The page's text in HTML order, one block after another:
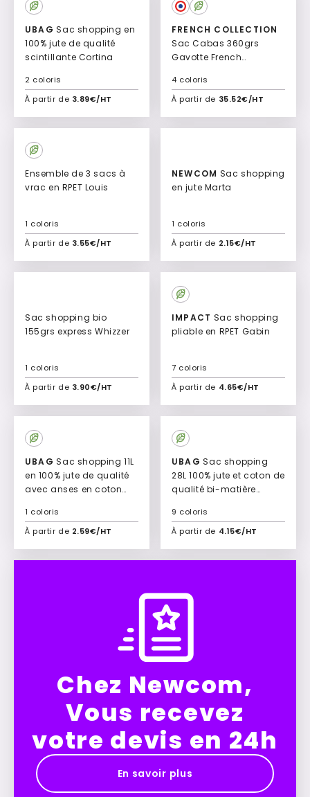
UBAG Sac shopping en
100% jute de qualité
scintillante Cortina
À partir de 3.89€/HT
2 coloris
Ajouter à mon devis
FRENCH COLLECTION
Sac Cabas 360grs
Gavotte French
À partir de 35.52€/HT
4 coloris
Ajouter à mon devis
Ensemble de 3 sacs à
vrac en RPET Louis
À partir de 3.55€/HT
1 coloris
Ajouter à mon devis
NEWCOM
en jute Marta
À partir de 2.15€/HT
1 coloris
Ajouter à mon devis
Sac shopping bio
155grs express Whizzer
À partir de 3.90€/HT
1 coloris
Ajouter à mon devis
IMPACT
pliable en RPET Gabin
À partir de 4.65€/HT
7 coloris
Ajouter à mon devis
UBAG Sac shopping 11L
en 100% jute de qualité
avec anses en coton
À partir de 2.59€/HT
1 coloris
Ajouter à mon devis
UBAG Sac shopping
28L 100% jute et coton de
qualité bi-matière
À partir de 4.15€/HT
9 coloris
Ajouter à mon devis
Chez Newcom,
Vous recevez
votre devis en 24h
En savoir plus